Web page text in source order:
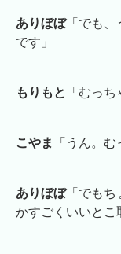
ありぼぼ「でも、
です」
もりもと 「むっ
こやま 「うん。
ありぼぼ「でもち
かすごくいいとこ